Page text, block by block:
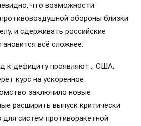
что возможности
обороны близки
и сдерживать российские
всё сложнее.
к дефициту проявляют… США,
курс на ускоренное
заключило новые
расширить выпуск критически
систем противоракетной